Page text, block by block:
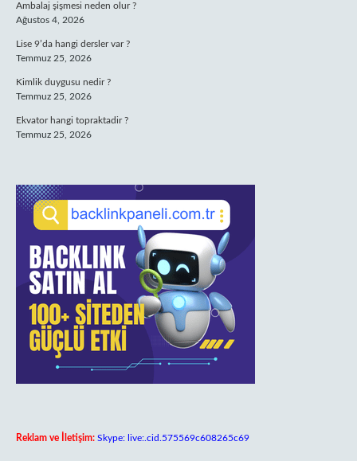
Ambalaj şişmesi neden olur ?
Ağustos 4, 2026
Lise 9’da hangi dersler var ?
Temmuz 25, 2026
Kimlik duygusu nedir ?
Temmuz 25, 2026
Ekvator hangi topraktadir ?
Temmuz 25, 2026
Reklam ve İletişim: Skype: live:.cid.575569c608265c69